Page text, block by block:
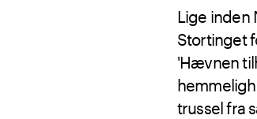
Lige inden
Stortinget
'Hævnen
trussel fra